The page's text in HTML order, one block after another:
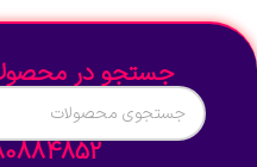
جستجو در